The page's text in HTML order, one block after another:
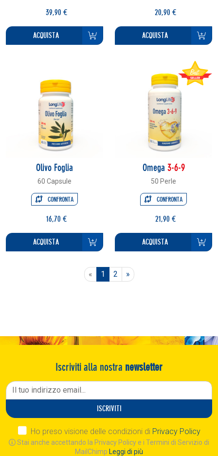
39,90 €
ACQUISTA
20,90 €
ACQUISTA
Olivo Foglia
60 Capsule
CONFRONTA
16,70 €
ACQUISTA
Omega 3-6-9
50 Perle
CONFRONTA
21,90 €
ACQUISTA
«Previous
1 2 »Next
Iscriviti alla nostra newsletter
ISCRIVITI
Ho preso visione delle condizioni di Privacy Policy
Stai anche accettando la Privacy Policy e i Termini di Servizio di
MailChimp Leggi di più